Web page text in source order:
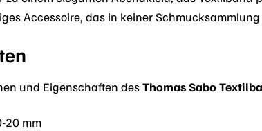
Accessoire, das in keiner
und Eigenschaften desThomas Sabo
20 mm